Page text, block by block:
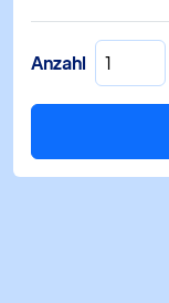
Anzahl AC
Spule
BB220C
230
V